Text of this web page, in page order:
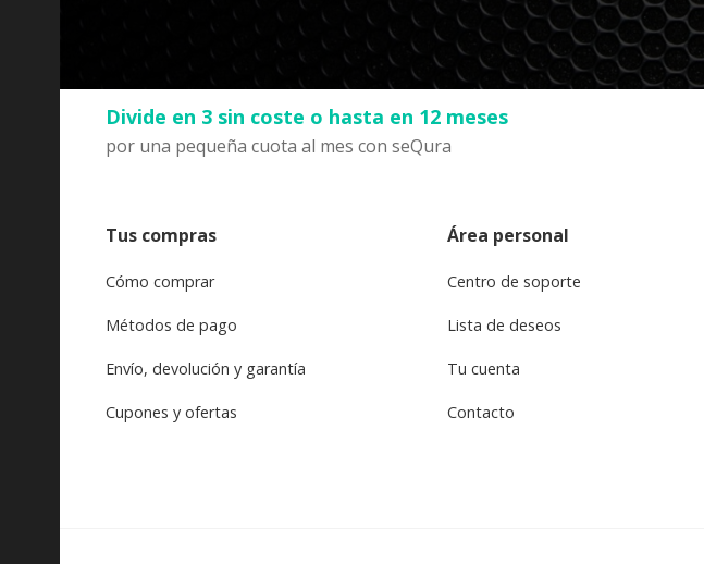
Divide en 3 sin coste o hasta en 12 meses
por una pequeña cuota al mes con seQura
Tus compras
Cómo comprar
Métodos de pago
Envío, devolución y garantía
Cupones y ofertas
Área personal
Centro de soporte
Lista de deseos
Tu cuenta
Contacto